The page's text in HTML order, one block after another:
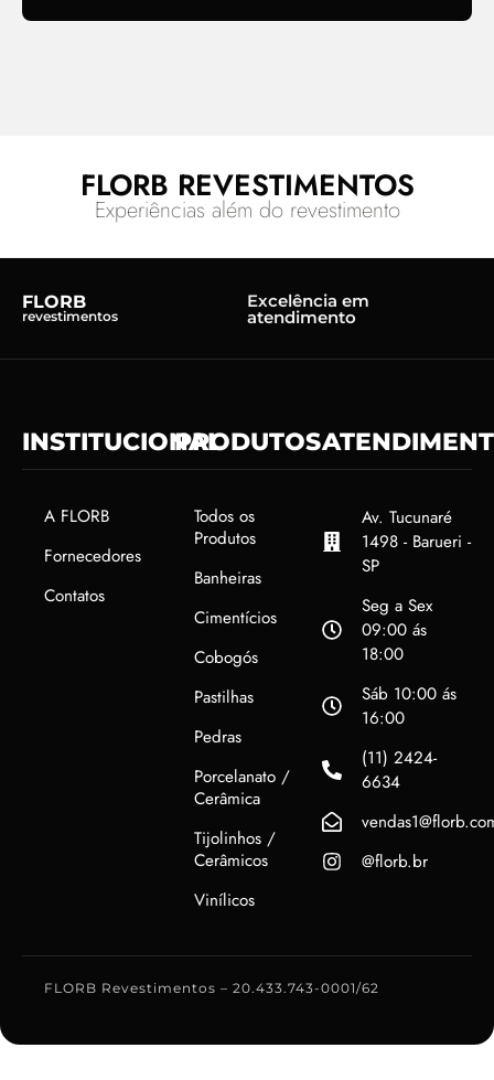
FLORB REVESTIMENTOS
Experiências além do revestimento
FLORB
revestimentos
Excelência em
atendimento
INSTITUCIONAL
A FLORB
Fornecedores
Contatos
PRODUTOS
Todos os
Produtos
Banheiras
Cimentícios
Cobogós
Pastilhas
Pedras
Porcelanato /
Cerâmica
Tijolinhos /
Cerâmicos
Vinílicos
Av. Tucunaré
1498 - Barueri -
SP
Seg a Sex
09:00 ás
18:00
Sáb 10:00 ás
16:00
(11) 2424-
6634
@florb.br
FLORB Revestimentos – 20.433.743-0001/62